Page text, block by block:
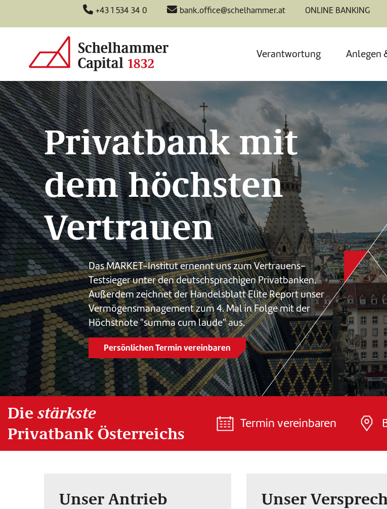
+43 1 534 34 0 bank.office@schelhammer.at ONLINE BANKING
Verantwortung Anlegen
Privatbank mit
dem höchsten
Vertrauen
Das MARKET-Institut ernennt uns zum Vertrauens-
Testsieger unter den deutschsprachigen Privatbanken.
Außerdem zeichnet der Handelsblatt Elite Report unser
Vermögensmanagement zum 4. Mal in Folge mit der
Höchstnote "summa cum laude" aus.
Persönlichen Termin vereinbaren
Diestärkste
Privatbank Österreichs
Termin vereinbaren
Unser Antrieb Unser